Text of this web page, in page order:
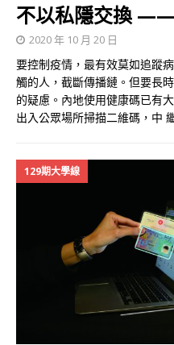
不以私隱交換
2020 年 10 月 20 日
要控制疫情，最有效莫如追蹤
觸的人，截斷傳播鏈。但要長
的疑慮。內地使用健康碼已有
出入公眾場所掃描二維碼，中
129期大學線